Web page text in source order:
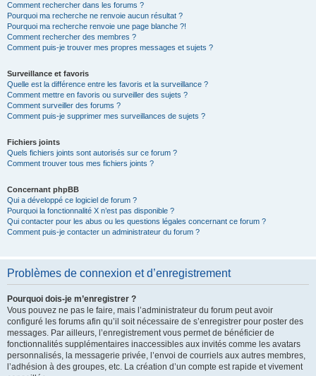
Comment rechercher dans les forums ?
Pourquoi ma recherche ne renvoie aucun résultat ?
Pourquoi ma recherche renvoie une page blanche ?!
Comment rechercher des membres ?
Comment puis-je trouver mes propres messages et sujets ?
Surveillance et favoris
Quelle est la différence entre les favoris et la surveillance ?
Comment mettre en favoris ou surveiller des sujets ?
Comment surveiller des forums ?
Comment puis-je supprimer mes surveillances de sujets ?
Fichiers joints
Quels fichiers joints sont autorisés sur ce forum ?
Comment trouver tous mes fichiers joints ?
Concernant phpBB
Qui a développé ce logiciel de forum ?
Pourquoi la fonctionnalité X n’est pas disponible ?
Qui contacter pour les abus ou les questions légales concernant ce forum ?
Comment puis-je contacter un administrateur du forum ?
Problèmes de connexion et d’enregistrement
Pourquoi dois-je m’enregistrer ?
Vous pouvez ne pas le faire, mais l’administrateur du forum peut avoir
configuré les forums afin qu’il soit nécessaire de s’enregistrer pour poster des
messages. Par ailleurs, l’enregistrement vous permet de bénéficier de
fonctionnalités supplémentaires inaccessibles aux invités comme les avatars
personnalisés, la messagerie privée, l’envoi de courriels aux autres membres,
l’adhésion à des groupes, etc. La création d’un compte est rapide et vivement